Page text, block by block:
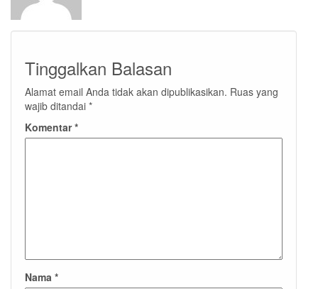
Tinggalkan Balasan
Alamat email Anda tidak akan dipublikasikan. Ruas yang
wajib ditandai *
Komentar*
Nama *